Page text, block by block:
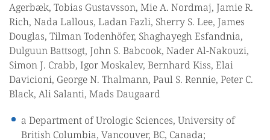
Agerbæk, Tobias Gustavsson, Mie A. Nordmaj, Jamie R.
Rich, Nada Lallous, Ladan Fazli, Sherry S. Lee, James
Douglas, Tilman Todenhöfer, Shaghayegh Esfandnia,
Dulguun Battsogt, John S. Babcook, Nader Al-Nakouzi,
Simon J. Crabb, Igor Moskalev, Bernhard Kiss, Elai
Davicioni, George N. Thalmann, Paul S. Rennie, Peter C.
Black, Ali Salanti, Mads Daugaard
a Department of Urologic Sciences, University of
British Columbia, Vancouver, BC, Canada;